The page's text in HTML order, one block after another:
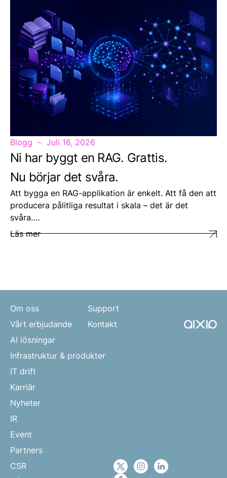
Blogg Juli 16, 2026
Ni har byggt en RAG. Grattis.
Nu börjar det svåra.
Att bygga en RAG-applikation är enkelt. Att få den att
producera pålitliga resultat i skala – det är det
svåra….
Läs mer
Om oss
Vårt erbjudande
AI lösningar
Infrastruktur & produkter
IT drift
Karriär
Nyheter
IR
Event
Partners
CSR
Support
Kontakt